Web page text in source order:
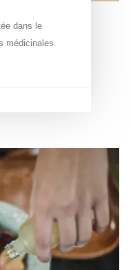
dans le
médicinales.